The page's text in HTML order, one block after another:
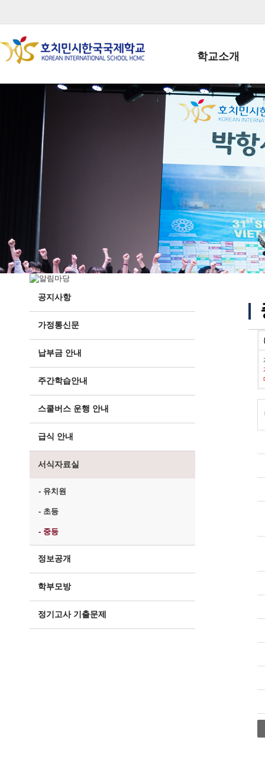
학교소개
학교장인사말
학생회장인사말
학교상징
학교 CI
교직원현황
학생현황
위치/전화
전경사진
공지사항
가정통신문
납부금 안내
주간학습안내
스쿨버스 운행 안내
급식 안내
서식자료실
- 유치원
- 초등
- 중등
정보공개
학부모방
정기고사 기출문제